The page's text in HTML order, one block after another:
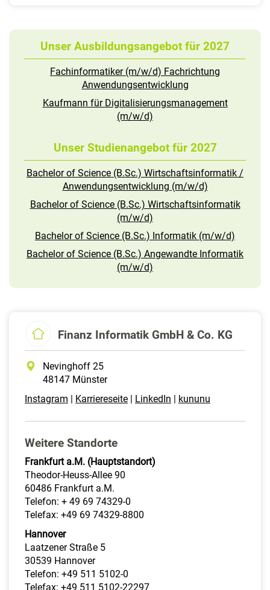
Unser Ausbildungsangebot für 2027
Fachinformatiker (m/w/d) Fachrichtung
Anwendungsentwicklung
Kaufmann für Digitalisierungsmanagement
(m/w/d)
Unser Studienangebot für 2027
Bachelor of Science (B.Sc.) Wirtschaftsinformatik /
Anwendungsentwicklung (m/w/d)
Bachelor of Science (B.Sc.) Wirtschaftsinformatik
(m/w/d)
Bachelor of Science (B.Sc.) Informatik (m/w/d)
Bachelor of Science (B.Sc.) Angewandte Informatik
(m/w/d)
Finanz Informatik GmbH & Co. KG
Nevinghoff 25
48147 Münster
Instagram
Karriereseite LinkedIn kununu
Weitere Standorte
Frankfurt a.M. (Hauptstandort)
Theodor-Heuss-Allee 90
60486 Frankfurt a.M.
Telefon: + 49 69 74329-0
Telefax: +49 69 74329-8800
Hannover
Laatzener Straße 5
30539 Hannover
Telefon: +49 511 5102-0
Telefax: +49 511 5102-22297